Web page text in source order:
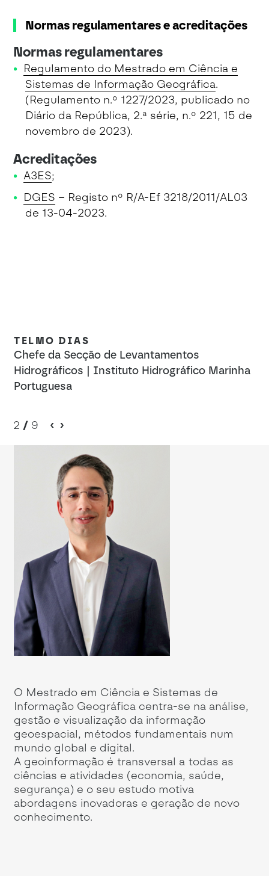
Normas regulamentares e acreditações
Normas regulamentares
Regulamento do Mestrado em Ciência e
Sistemas de Informação Geográfica.
(Regulamento n.º 1227/2023, publicado no
Diário da República, 2.ª série, n.º 221, 15 de
novembro de 2023).
Acreditações
A3ES;
DGES – Registo nº R/A-Ef 3218/2011/AL03
de 13-04-2023.
TELMO DIAS
Chefe da Secção de Levantamentos
Hidrográficos | Instituto Hidrográfico Marinha
Portuguesa
2 / 9
O Mestrado em Ciência e Sistemas de
Informação Geográfica centra-se na análise,
gestão e visualização da informação
geoespacial, métodos fundamentais num
mundo global e digital.
A geoinformação é transversal a todas as
ciências e atividades (economia, saúde,
segurança) e o seu estudo motiva
abordagens inovadoras e geração de novo
conhecimento.